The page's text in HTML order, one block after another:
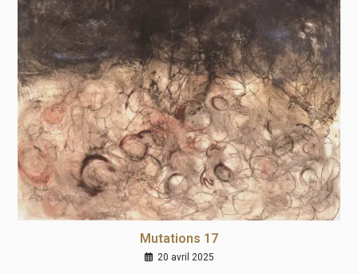
Mutations 17
20 avril 2025